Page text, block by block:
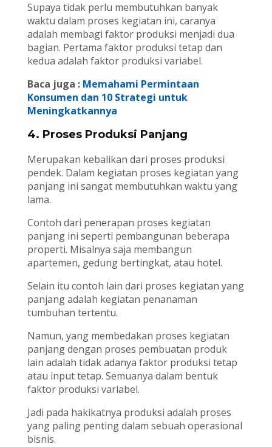
Supaya tidak perlu membutuhkan banyak
waktu dalam proses kegiatan ini, caranya
adalah membagi faktor produksi menjadi dua
bagian. Pertama faktor produksi tetap dan
kedua adalah faktor produksi variabel.
Baca juga : Memahami Permintaan
Konsumen dan 10 Strategi untuk
Meningkatkannya
4. Proses Produksi Panjang
Merupakan kebalikan dari proses produksi
pendek. Dalam kegiatan proses kegiatan yang
panjang ini sangat membutuhkan waktu yang
lama.
Contoh dari penerapan proses kegiatan
panjang ini seperti pembangunan beberapa
properti. Misalnya saja membangun
apartemen, gedung bertingkat, atau hotel.
Selain itu contoh lain dari proses kegiatan yang
panjang adalah kegiatan penanaman
tumbuhan tertentu.
Namun, yang membedakan proses kegiatan
panjang dengan proses pembuatan produk
lain adalah tidak adanya faktor produksi tetap
atau input tetap. Semuanya dalam bentuk
faktor produksi variabel.
Jadi pada hakikatnya produksi adalah proses
yang paling penting dalam sebuah operasional
bisnis.